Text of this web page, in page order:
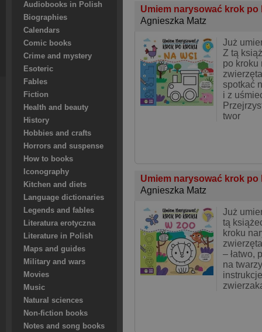
Audiobooks in Polish
Biographies
Calendars
Comic books
Crime and mystery
Esoteric
Fables
Fiction
Health and beauty
History
Hobbies and crafts
Horrors and suspense
How to books
Iconography
Kitchen and diets
Language dictionaries
Legends and fables
Literatura erotyczna
Literature in Polish
Maps and guides
Military and wars
Movies
Music
Natural sciences
Non-fiction books
Notes and song books
Umiem narysować krok
Agnieszka Matz
Już
Z tą
po kroku
spotkać
i z
twor
Umiem narysować krok
Agnieszka Matz
Już
tą
kroku
– łatwo,
na